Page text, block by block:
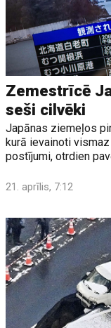
Zemestrīcē
seši cilvēki
Japānas ziemeļos
kurā ievainoti
postījumi, otrdien
21. aprīlis, 7:12